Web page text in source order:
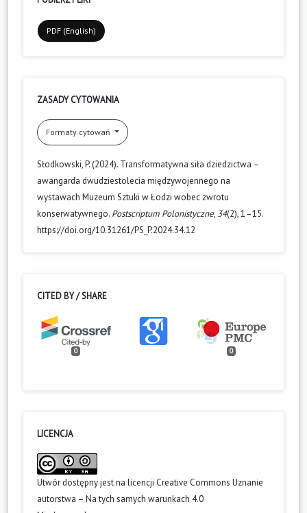
PDF (English)
ZASADY CYTOWANIA
Formaty cytowań
Słodkowski, P. (2024). Transformatywna siła dziedzictwa –
awangarda dwudziestolecia międzywojennego na
wystawach Muzeum Sztuki w Łodzi wobec zwrotu
konserwatywnego. Postscriptum Polonistyczne, 34(2), 1–15.
https://doi.org/10.31261/PS_P.2024.34.12
CITED BY / SHARE
0 0
LICENCJA
Utwór dostępny jest na licencji Creative Commons Uznanie
autorstwa – Na tych samych warunkach 4.0